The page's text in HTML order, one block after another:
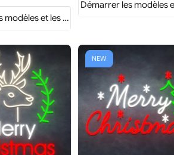
et les devis
Démarrer les modèles
NEW